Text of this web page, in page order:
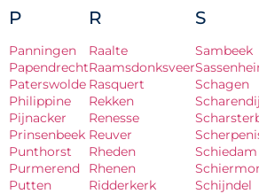
P
Panningen
Papendrecht
Paterswolde
Philippine
Pijnacker
Prinsenbeek
Punthorst
Purmerend
Putten
R
Raalte
Raamsdonksveer
Rasquert
Rekken
Renesse
Reuver
Rheden
Rhenen
Ridderkerk
S
Sambeek
Schagen
Schiedam
Schijndel